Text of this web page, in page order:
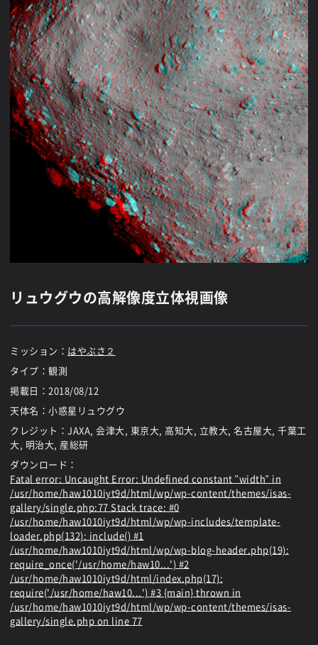
リュウグウの高解像度立体視画像
ミッション： はやぶさ２
タイプ：観測
掲載日： 2018/08/12
天体名：小惑星リュウグウ
クレジット：JAXA, 会津大, 東京大, 高知大, 立教大, 名古屋大, 千葉工
大, 明治大, 産総研
ダウンロード：
Fatal error: Uncaught Error: Undefined constant "width" in
/usr/home/haw1010iyt9d/html/wp/wp-content/themes/isas-
gallery/single.php:77 Stack trace: #0
/usr/home/haw1010iyt9d/html/wp/wp-includes/template-
loader.php(132): include() #1
/usr/home/haw1010iyt9d/html/wp/wp-blog-header.php(19):
require_once('/usr/home/haw10...') #2
/usr/home/haw1010iyt9d/html/index.php(17):
require('/usr/home/haw10...') #3 {main} thrown in
/usr/home/haw1010iyt9d/html/wp/wp-content/themes/isas-
gallery/single.php on line 77